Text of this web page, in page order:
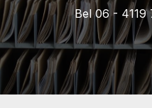
Bel 06 -